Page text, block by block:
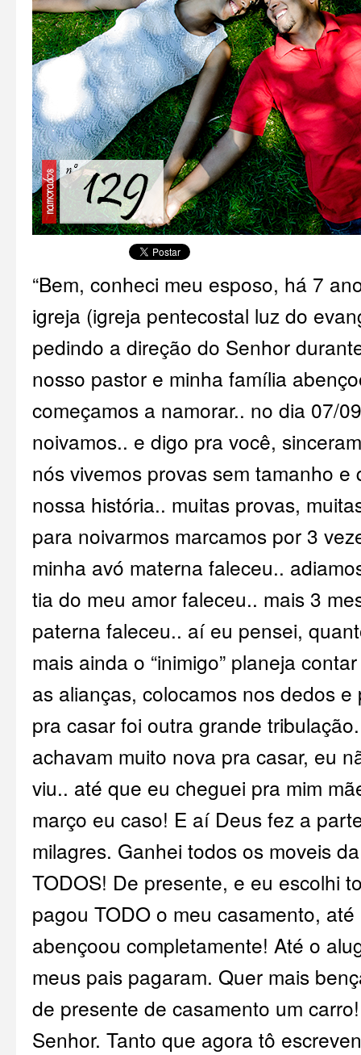
“Bem, conheci meu esposo, há 7
igreja (igreja pentecostal luz do
pedindo a direção do Senhor
nosso pastor e minha família
começamos a namorar.. no dia 07/
noivamos.. e digo pra você,
nós vivemos provas sem tamanho e
nossa história.. muitas provas,
para noivarmos marcamos por 3
minha avó materna faleceu..
tia do meu amor faleceu.. mais 3
paterna faleceu.. aí eu pensei,
mais ainda o “inimigo” planeja
as alianças, colocamos nos dedos
pra casar foi outra grande
achavam muito nova pra casar, eu
viu.. até que eu cheguei pra mim
março eu caso! E aí Deus fez a
milagres. Ganhei todos os moveis
TODOS! De presente, e eu escolhi
pagou TODO o meu casamento,
abençoou completamente! Até o
meus pais pagaram. Quer mais
de presente de casamento um
Senhor. Tanto que agora tô